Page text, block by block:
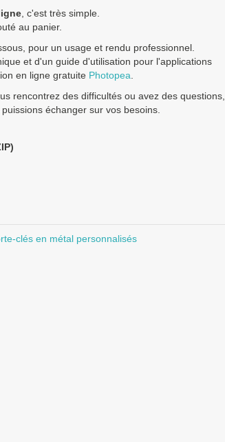
un numéro de TVA intra-communautaire
, c'est très simple.
au panier.
pour un usage et rendu professionnel.
et d'un guide d'utilisation pour l'applications
en ligne gratuite Photopea.
rencontrez des difficultés ou avez des questions,
échanger sur vos besoins.
clés en métal personnalisés